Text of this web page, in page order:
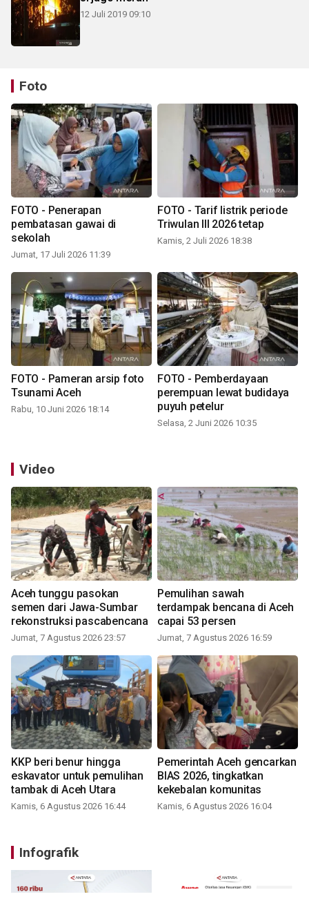
12 Juli 2019 09:10
Foto
FOTO - Penerapan
pembatasan gawai di
sekolah
Jumat, 17 Juli 2026 11:39
FOTO - Tarif listrik periode
Triwulan III 2026 tetap
Kamis, 2 Juli 2026 18:38
FOTO - Pameran arsip foto
Tsunami Aceh
Rabu, 10 Juni 2026 18:14
FOTO - Pemberdayaan
perempuan lewat budidaya
puyuh petelur
Selasa, 2 Juni 2026 10:35
Video
Aceh tunggu pasokan
semen dari Jawa-Sumbar
rekonstruksi pascabencana
Jumat, 7 Agustus 2026 23:57
Pemulihan sawah
terdampak bencana di Aceh
capai 53 persen
Jumat, 7 Agustus 2026 16:59
KKP beri benur hingga
eskavator untuk pemulihan
tambak di Aceh Utara
Kamis, 6 Agustus 2026 16:44
Pemerintah Aceh gencarkan
BIAS 2026, tingkatkan
kekebalan komunitas
Kamis, 6 Agustus 2026 16:04
Infografik